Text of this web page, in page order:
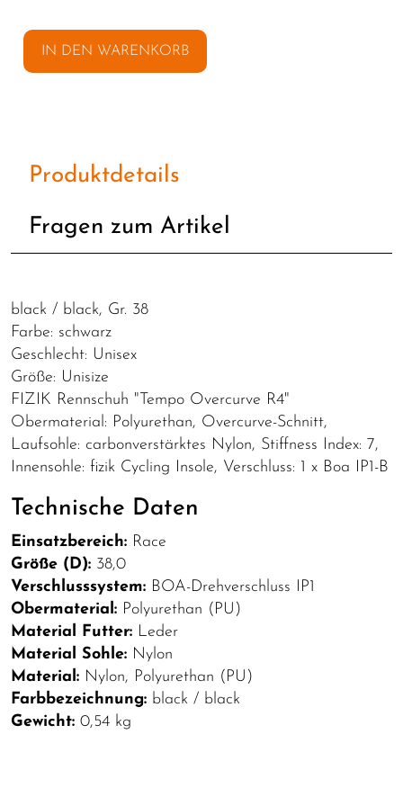
IN DEN WARENKORB
Produktdetails
Fragen zum Artikel
black / black, Gr. 38
Farbe: schwarz
Geschlecht: Unisex
Größe: Unisize
FIZIK Rennschuh "Tempo Overcurve R4"
Obermaterial: Polyurethan, Overcurve-Schnitt,
Laufsohle: carbonverstärktes Nylon, Stiffness Index: 7,
Innensohle: fizik Cycling Insole, Verschluss: 1 x Boa IP1-B
Technische Daten
Einsatzbereich: Race
Größe (D): 38,0
Verschlusssystem: BOA-Drehverschluss IP1
Obermaterial: Polyurethan (PU)
Material Futter: Leder
Material Sohle: Nylon
Material: Nylon, Polyurethan (PU)
Farbbezeichnung: black / black
Gewicht: 0,54 kg